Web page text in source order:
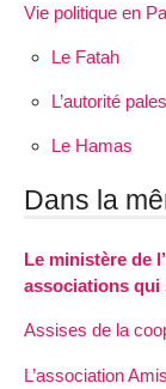
Vie politique en
Le Fatah
L’autorité
Le Hamas
Dans la
Le ministère de
associations qui
Assises de la
L’association